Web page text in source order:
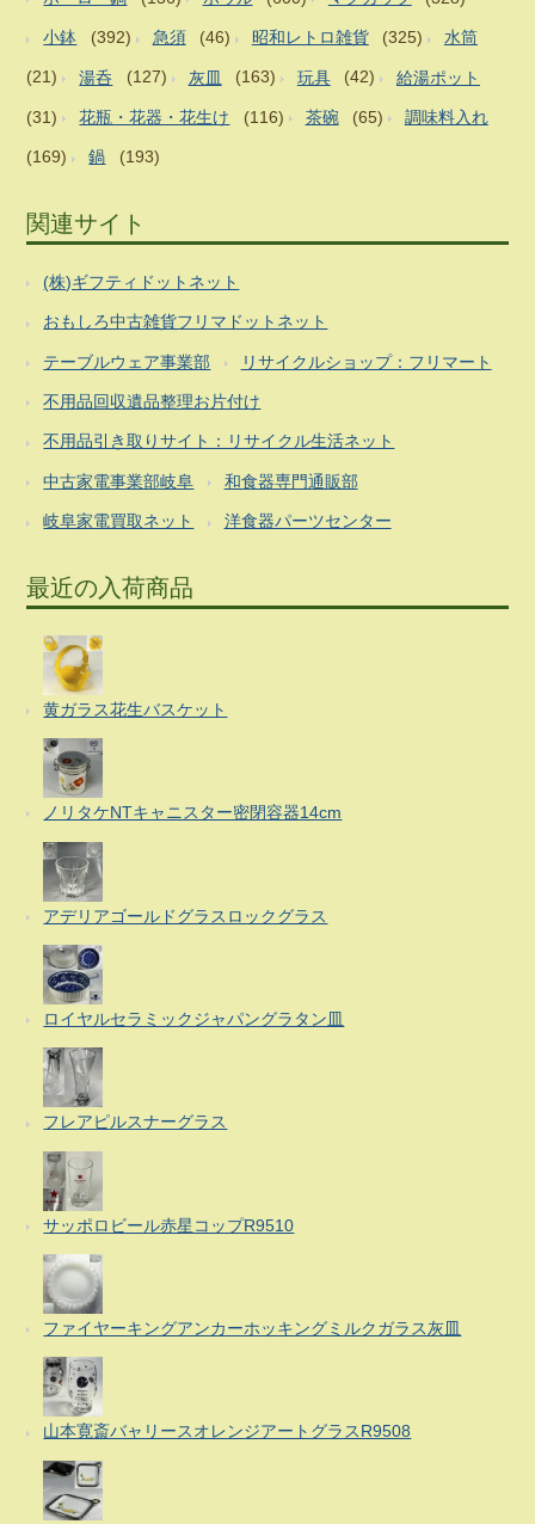
小鉢 (392) 急須 (46) 昭和レトロ雑貨 (325) 水筒
(21) 湯呑 (127) 灰皿 (163) 玩具 (42) 給湯ポット
(31) 花瓶・花器・花生け (116) 茶碗 (65) 調味料入れ
(169) 鍋 (193)
関連サイト
(株)ギフティドットネット
おもしろ中古雑貨フリマドットネット
テーブルウェア事業部 リサイクルショップ：フリマート
不用品回収遺品整理お片付け
不用品引き取りサイト：リサイクル生活ネット
中古家電事業部岐阜 和食器専門通販部
岐阜家電買取ネット 洋食器パーツセンター
最近の入荷商品
黄ガラス花生バスケット
ノリタケNTキャニスター密閉容器14cm
アデリアゴールドグラスロックグラス
ロイヤルセラミックジャパングラタン皿
フレアピルスナーグラス
サッポロビール赤星コップR9510
ファイヤーキングアンカーホッキングミルクガラス灰皿
山本寛斎バャリースオレンジアートグラスR9508